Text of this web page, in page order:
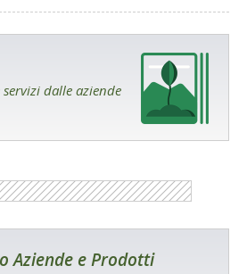
dalle aziende
Aziende e Prodotti